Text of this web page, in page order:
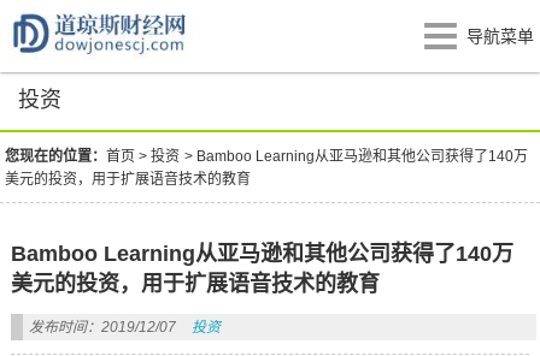
导航菜单
投资
您现在的位置：首页 >投资 > Bamboo Learning从亚马逊和其他公司获得了140万
美元的投资，用于扩展语音技术的教育
Bamboo Learning从亚马逊和其他公司获得了140万
美元的投资，用于扩展语音技术的教育
发布时间：2019/12/07 投资